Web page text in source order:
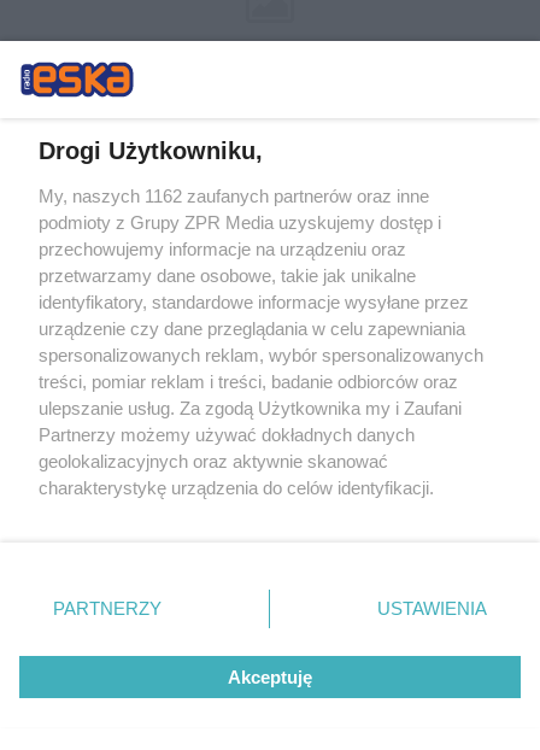
Żaden utwór zamieszczony w serwisie nie może być powielany i
rozpowszechniany lub dalej rozpowszechniany w jakikolwiek sposób (w
tym także elektroniczny lub mechaniczny) na jakimkolwiek polu
eksploatacji w jakiejkolwiek formie, włącznie z umieszczaniem w
Internecie bez pisemnej zgody właściciela praw. Jakiekolwiek użycie lub
wykorzystanie utworów w całości lub w części z naruszeniem prawa,
tzn. bez właściwej zgody, jest zabronione pod groźbą kary i może być
ścigane prawnie.
© 2026 Grupa ZPR Media
Drogi Użytkowniku,
My, naszych 1162 zaufanych partnerów oraz inne
podmioty z Grupy ZPR Media uzyskujemy dostęp i
przechowujemy informacje na urządzeniu oraz
przetwarzamy dane osobowe, takie jak unikalne
identyfikatory, standardowe informacje wysyłane przez
urządzenie czy dane przeglądania w celu zapewniania
spersonalizowanych reklam, wybór spersonalizowanych
treści, pomiar reklam i treści, badanie odbiorców oraz
ulepszanie usług. Za zgodą Użytkownika my i Zaufani
Partnerzy możemy używać dokładnych danych
geolokalizacyjnych oraz aktywnie skanować
charakterystykę urządzenia do celów identyfikacji.
zmienić/wycofać klikając przycisk ustawień prywatności
znajdujący się w lewym dolnym rogu strony
rodzaje przetwarzania danych nie wymagają zgody
użytkownika, ale masz prawo sprzeciwić się takiemu
przetwarzaniu. Preferencje będą miały zastosowanie tylko
PARTNERZY USTAWIENIA
Akceptuję